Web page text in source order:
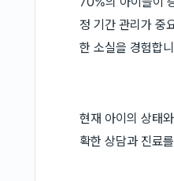
정 기간 관리가 중
한 소실을 경험합
현재 아이의 상태
확한 상담과 진료